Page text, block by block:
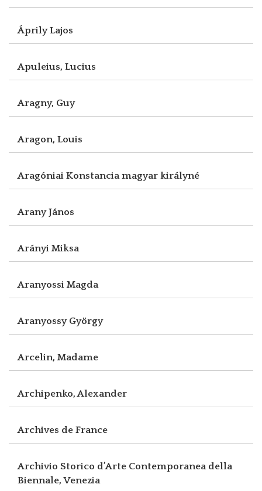
Áprily Lajos
Apuleius, Lucius
Aragny, Guy
Aragon, Louis
Aragóniai Konstancia magyar királyné
Arany János
Arányi Miksa
Aranyossi Magda
Aranyossy György
Arcelin, Madame
Archipenko, Alexander
Archives de France
Archivio Storico d’Arte Contemporanea della
Biennale, Venezia